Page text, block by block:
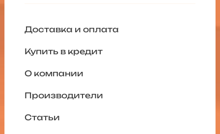
Доставка и оплата
Купить в кредит
О компании
Производители
Статьи